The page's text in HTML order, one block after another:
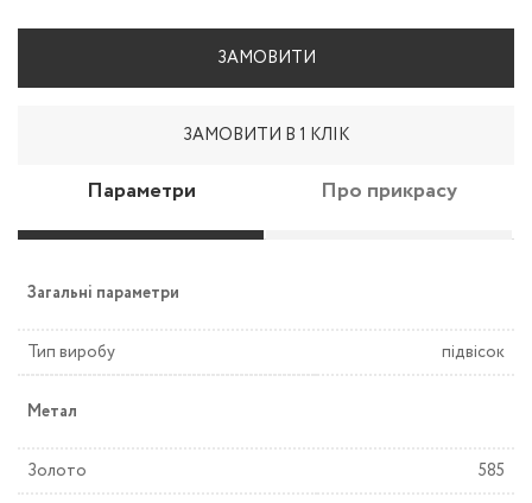
ЗАМОВИТИ
ЗАМОВИТИ В 1 КЛІК
Параметри Про прикрасу
Загальні параметри
Тип виробу підвісок
Метал
Золото
585